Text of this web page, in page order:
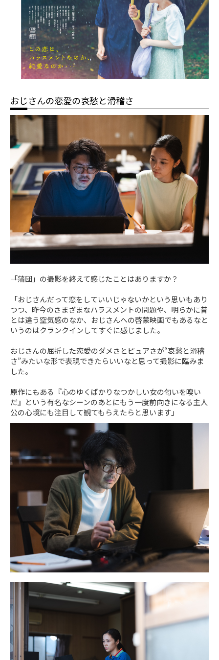
おじさんの恋愛の哀愁と滑稽さ
――「蒲団」の撮影を終えて感じたことはありますか？
「おじさんだって恋をしていいじゃないかという思いもあり
つつ、昨今のさまざまなハラスメントの問題や、明らかに昔
とは違う空気感のなか、おじさんへの啓蒙映画でもあるなと
いうのはクランクインしてすぐに感じました。
おじさんの屈折した恋愛のダメさとピュアさが“哀愁と滑稽
さ”みたいな形で表現できたらいいなと思って撮影に臨みま
した。
原作にもある『心のゆくばかりなつかしい女の匂いを嗅い
だ』という有名なシーンのあとにもう一度前向きになる主人
公の心境にも注目して観てもらえたらと思います」